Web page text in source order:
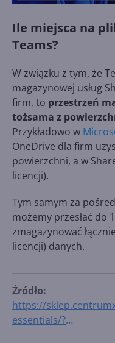
Ile miejsca na
Teams?
W związku z tym, że
magazynowej usług
firm, to przestrzeń
tożsama z
Przykładowo w
OneDrive dla firm
powierzchni, a w
licencji).
Tym samym za
możemy przesłać do
zmagazynować
licencji) danych.
Źródło:
https://
essentials/?